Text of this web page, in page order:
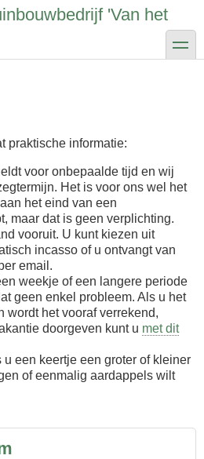
'Van het
toggle
praktische informatie:
voor onbepaalde tijd en wij
Het is voor ons wel het
het eind van een
maar dat is geen verplichting.
vooruit. U kunt kiezen uit
incasso of u ontvangt van
email.
weekje of een langere periode
geen enkel probleem. Als u het
wordt het vooraf verrekend,
doorgeven kunt u met dit
u een keertje een groter of kleiner
of eenmalig aardappels wilt